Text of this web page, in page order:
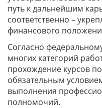
путь к дальнейшим
соответственно –
финансового
Согласно
многих категорий
прохождение курсов
обязательным
выполнения
полномочий.